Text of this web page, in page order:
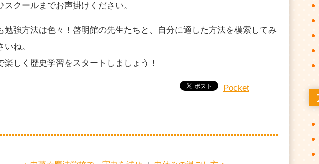
スクールまでお声掛けください。
勉強方法は色々！啓明館の先生たちと、自分に適した方法を模索してみ
いね。
楽しく歴史学習をスタートしましょう！
Pocket